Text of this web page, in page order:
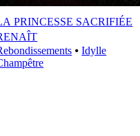
PRINCESSE SACRIFIÉE
⦁Idylle